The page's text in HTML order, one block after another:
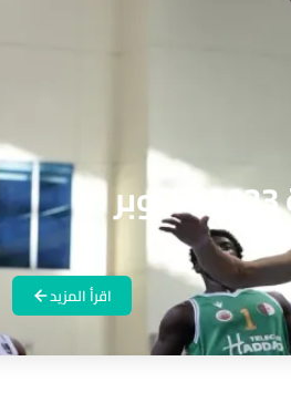
البطولة العربية للاندية لكرة السلة الدوحة 2023 أكتوبر
اقرأ المزيد